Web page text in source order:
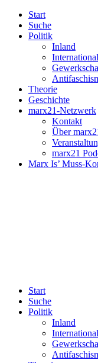
Start
Suche
Politik
Inland
International
Theorie
Geschichte
marx21-Netzwerk
Kontakt
Über
marx21
Marx Is’ Muss-
Start
Suche
Politik
Inland
International